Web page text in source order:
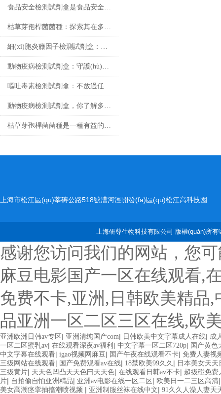
食品安全檢測試劑盒是食品安全領(lǐng)域的重要工具
枯草芽孢桿菌菌種：探索其在多個領(lǐng)域中的實際應(yīng)用
細(xì)胞炎癥因子檢測試劑盒：微觀戰(zhàn)場里的“情報解碼器”
動物疫病檢測試劑盒：守護(hù)畜牧業(yè)健康
嘔吐毒素檢測試劑盒：不放過任何微量毒素隱患
動物疫病檢測試劑盒，你了解多少？
枯草芽孢桿菌菌種是一種有益的土壤微生物
上海市松江區(qū)莘磚公路518號漕河涇開發(fā)區(qū)松江高科技園
上海研尊生物科技有限公司 版權(quán)所
感谢您访问我们的网站，您
麻豆电影国产一区在线观看,
免费不卡,亚洲,日韩欧美精品
品亚洲一区二区三区在线,欧
亚洲欧洲日韩av专区 | 亚洲清纯国产com| 日韩欧美中文字幕成人在线| 成
一区二区蜜乳av| 在线观看深夜av福利 | 中文字幕一区二区720p| 国产黄色
中文字幕在线观看| igao视频网麻豆| 国产午夜在线观看不卡| 免费人妻视
三级网站在线观看| 国产免费观看av在线| 18禁欧美99久久 | 日本美女天天
三级黄片| 天天色凹凸天天色曰天天色| 在线观看日韩av不卡| 超级碰免费
片| 自拍偷自怕亚洲精品| 亚洲av电影在线一区二区 | 欧美日一二三区高清
美女高潮痉挛抽搐潮喷视频 | 亚洲制服丝袜在线中文| 91久久人澡人妻天